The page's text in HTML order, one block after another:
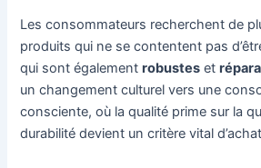
Les consommateurs recherchent de
produits qui ne se contentent pas
qui sont égalementrobustes et
un changement culturel vers une
consciente, où la qualité prime sur la
durabilité devient un critère vital